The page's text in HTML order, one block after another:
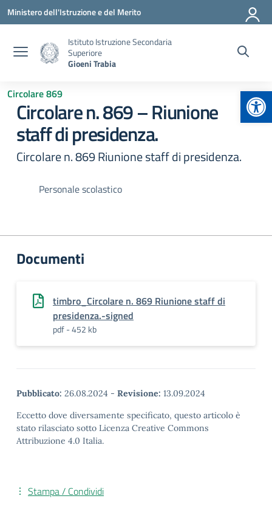
Vai ai contenuti
Vai al menu di navigazione
Vai al footer
Ministero dell'Istruzione e del Merito
Istituto Istruzione Secondaria
Superiore
Gioeni Trabia
Circolare 869
Circolare n. 869 – Riunione
staff di presidenza.
Circolare n. 869 Riunione staff di presidenza.
Personale scolastico
Documenti
timbro_Circolare n. 869 Riunione staff di
presidenza.-signed
pdf - 452 kb
Pubblicato: 26.08.2024 - Revisione: 13.09.2024
Eccetto dove diversamente specificato, questo articolo è
stato rilasciato sotto Licenza Creative Commons
Attribuzione 4.0 Italia.
Stampa / Condividi